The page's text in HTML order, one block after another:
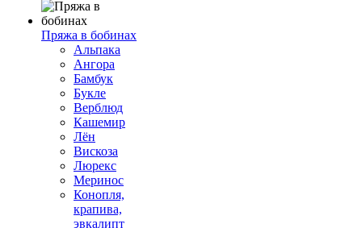
Пряжа в бобинах
Альпака
Ангора
Бамбук
Букле
Верблюд
Кашемир
Лён
Вискоза
Люрекс
Меринос
Конопля,
крапива,
эвкалипт